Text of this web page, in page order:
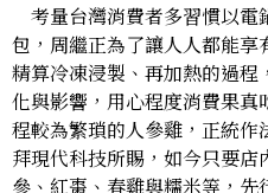
考量台灣消費者多習慣以電
包，周繼正為了讓人人都能
精算冷凍浸製、再加熱的過
化與影響，用心程度消費果
程較為繁瑣的人參雞，正統
拜現代科技所賜，如今只要
參、紅棗、春雞與糯米等，先